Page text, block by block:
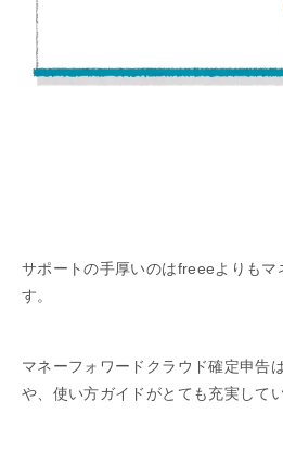
サポートの手厚いのはfreeeよりも
す。
マネーフォワードクラウド確定申告
や、使い方ガイドがとても充実してい